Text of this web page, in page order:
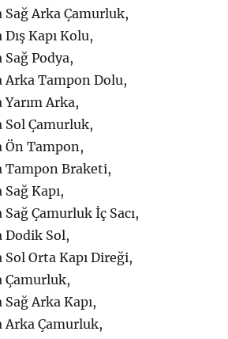
Sağ Arka Çamurluk,
Kapı Kolu,
Sağ Podya,
Arka Tampon Dolu,
Yarım Arka,
Sol Çamurluk,
Ön Tampon,
Tampon Braketi,
Kapı,
Sağ Çamurluk İç Sacı,
Dodik Sol,
Sol Orta Kapı Direği,
Çamurluk,
Sağ Arka Kapı,
Arka Çamurluk,